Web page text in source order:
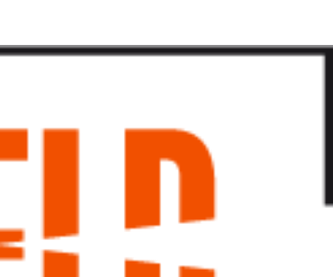
محتوا